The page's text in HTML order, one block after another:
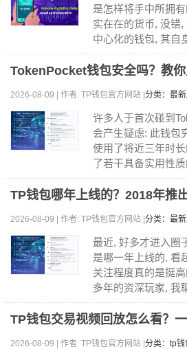
是怎样将手中所拥
实在在的货币, 没错
中心化的钱包, 其自
TokenPocket钱包安全吗？教
2026-08-09 | 作者: TP钱包官方网站 | 分类：最
许多人于首次碰到
会产生疑虑: 此钱包
使用了将近三年时
了若干具备实用性
TP钱包哪年上线的？2018年推
2026-08-09 | 作者: TP钱包官方网站 | 分类：最
最近, 好多才进入圈
是哪一年上线的, 看
关注程度真的是挺
多年的资深玩家, 我
TP钱包交易视频回放怎么看？
2026-08-09 | 作者: TP钱包官方网站 | 分类：tp